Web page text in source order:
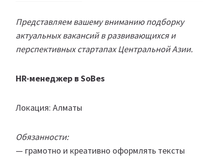
Представляем вашему вниманию подборку
актуальных вакансий в развивающихся и
перспективных стартапах Центральной Азии.
HR-менеджер в SoBes
Локация: Алматы
Обязанности:
— грамотно и креативно оформлять тексты